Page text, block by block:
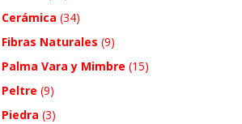
(34)
Naturales (9)
Vara y Mimbre (15)
(9)
(3)